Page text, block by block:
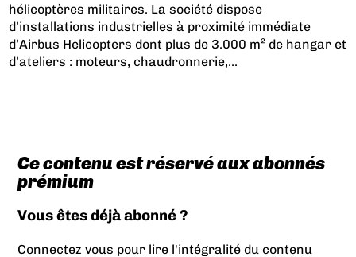
hélicoptères militaires. La société dispose
d’installations industrielles à proximité immédiate
d’Airbus Helicopters dont plus de 3.000 m² de hangar et
d’ateliers : moteurs, chaudronnerie,...
Ce contenu est réservé aux abonnés
prémium
Vous êtes déjà abonné ?
Connectez vous pour lire l'intégralité du contenu